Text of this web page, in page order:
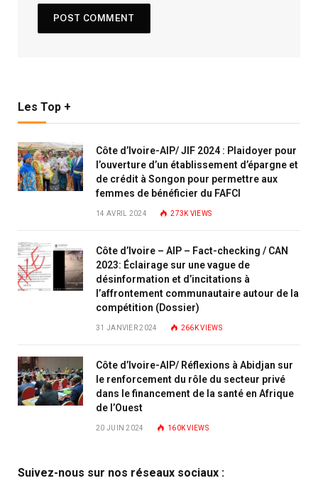
Les Top +
Côte d’Ivoire-AIP/ JIF 2024 : Plaidoyer pour
l’ouverture d’un établissement d’épargne et
de crédit à Songon pour permettre aux
femmes de bénéficier du FAFCI
14 AVRIL 2024 273KVIEWS
Côte d’Ivoire – AIP – Fact-checking / CAN
2023: Éclairage sur une vague de
désinformation et d’incitations à
l’affrontement communautaire autour de la
compétition (Dossier)
31 JANVIER 2024 266KVIEWS
Côte d’Ivoire-AIP/ Réflexions à Abidjan sur
le renforcement du rôle du secteur privé
dans le financement de la santé en Afrique
de l’Ouest
20 JUIN 2024 160KVIEWS
Suivez-nous sur nos réseaux sociaux :